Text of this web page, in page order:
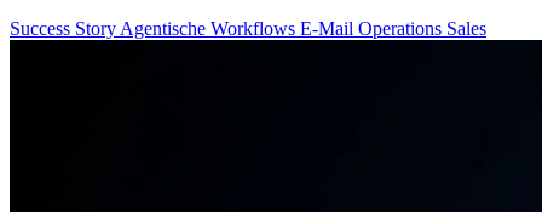
Success Story Agentische Workflows E-Mail Operations Sales